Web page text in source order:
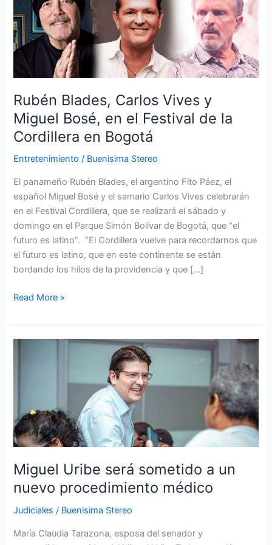
Rubén Blades, Carlos Vives y
Miguel Bosé, en el Festival de la
Cordillera en Bogotá
Entretenimiento / Buenisima Stereo
El panameño Rubén Blades, el argentino Fito Páez, el
español Miguel Bosé y el samario Carlos Vives celebrarán
en el Festival Cordillera, que se realizará el sábado y
domingo en el Parque Simón Bolívar de Bogotá, que “el
futuro es latino”. “El Cordillera vuelve para recordarnos que
el futuro es latino, que en este continente se están
bordando los hilos de la providencia y que […]
Carlos
Vives
y
Miguel
Bosé,
en
el
Festival
de
la
Bogotá
Read More »
Miguel Uribe será sometido a un
nuevo procedimiento médico
Judiciales / Buenisima Stereo
María Claudia Tarazona, esposa del senador y
un
nuevo
procedimiento
médico